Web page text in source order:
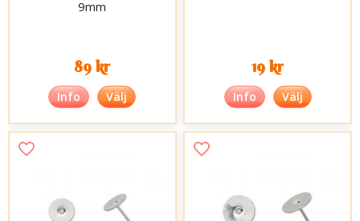
9mm
89 kr
Info Välj
19 kr
Info Välj